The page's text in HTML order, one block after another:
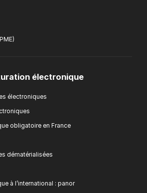
électronique
électroniques
obligatoire en France
dématérialisées
à l’international : panor